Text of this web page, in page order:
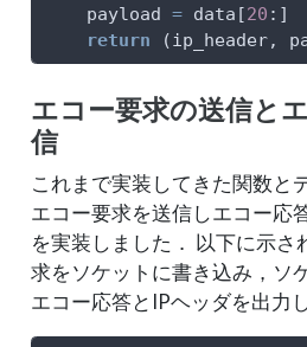
    payload
= data[20 :]
return (ip_header,
エコー要求の送信と
信
これまで実装してきた関数と
エコー要求を送信しエコー応
を実装しました． 以下に示さ
求をソケットに書き込み，ソ
エコー応答とIPヘッダを出力